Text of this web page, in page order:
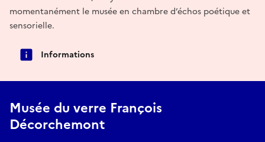
momentanément le musée en chambre d’échos poétique et
sensorielle.
Informations
Musée du verre François
Décorchemont